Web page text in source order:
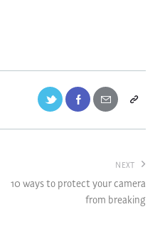
NEXT
10 ways to protect your camera
from breaking